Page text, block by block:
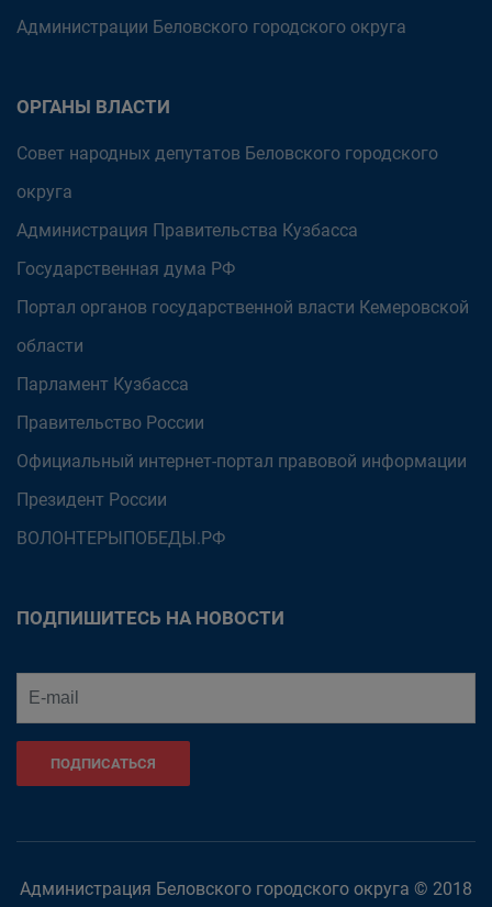
Администрации Беловского городского округа
ОРГАНЫ ВЛАСТИ
Совет народных депутатов Беловского городского
округа
Администрация Правительства Кузбасса
Государственная дума РФ
Портал органов государственной власти Кемеровской
области
Парламент Кузбасса
Правительство России
Официальный интернет-портал правовой информации
Президент России
ВОЛОНТЕРЫПОБЕДЫ.РФ
ПОДПИШИТЕСЬ НА НОВОСТИ
ПОДПИСАТЬСЯ
Администрация Беловского городского округа © 2018